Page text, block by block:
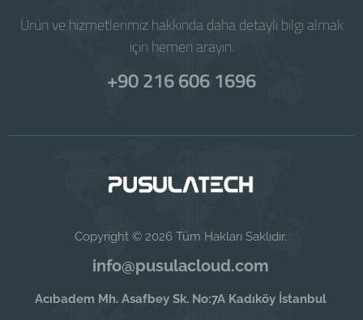
Ürün ve hizmetlerimiz hakkında daha detaylı bilgi almak
için hemen arayın.
+90 216 606 1696
Copyright © 2026 Tüm Hakları Saklıdır.
info@pusulacloud.com
Acıbadem Mh. Asafbey Sk. No:7A Kadıköy İstanbul